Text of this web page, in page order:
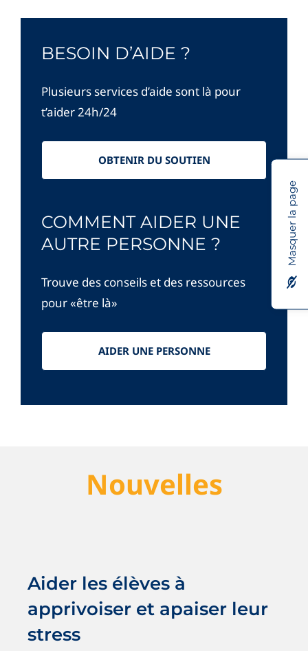
BESOIN D’AIDE ?
Plusieurs services d’aide sont là pour
t’aider 24h/24
OBTENIR DU SOUTIEN
COMMENT AIDER UNE
AUTRE PERSONNE ?
Trouve des conseils et des ressources
pour «être là»
AIDER UNE PERSONNE
Nouvelles
Aider les élèves à
apprivoiser et apaiser leur
stress
Masquer la page